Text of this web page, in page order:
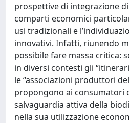
prospettive di integrazione
comparti economici
usi tradizionali e
innovativi. Infatti, riunendo
possibile fare massa critica:
in diversi contesti gli
le “associazioni produttori
propongono ai consumatori
salvaguardia attiva della
nella sua utilizzazione